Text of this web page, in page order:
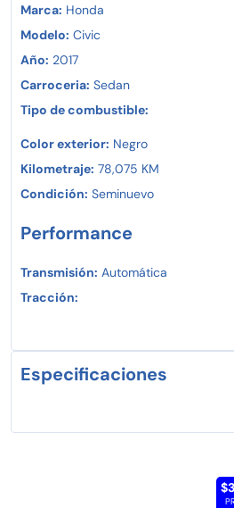
Marca: Honda
Modelo: Civic
Año: 2017
Carroceria: Sedan
Tipo de combustible:
Color exterior: Negro
Kilometraje: 78,075 KM
Condición: Seminuevo
Performance
Transmisión: Automática
Tracción:
Especificaciones